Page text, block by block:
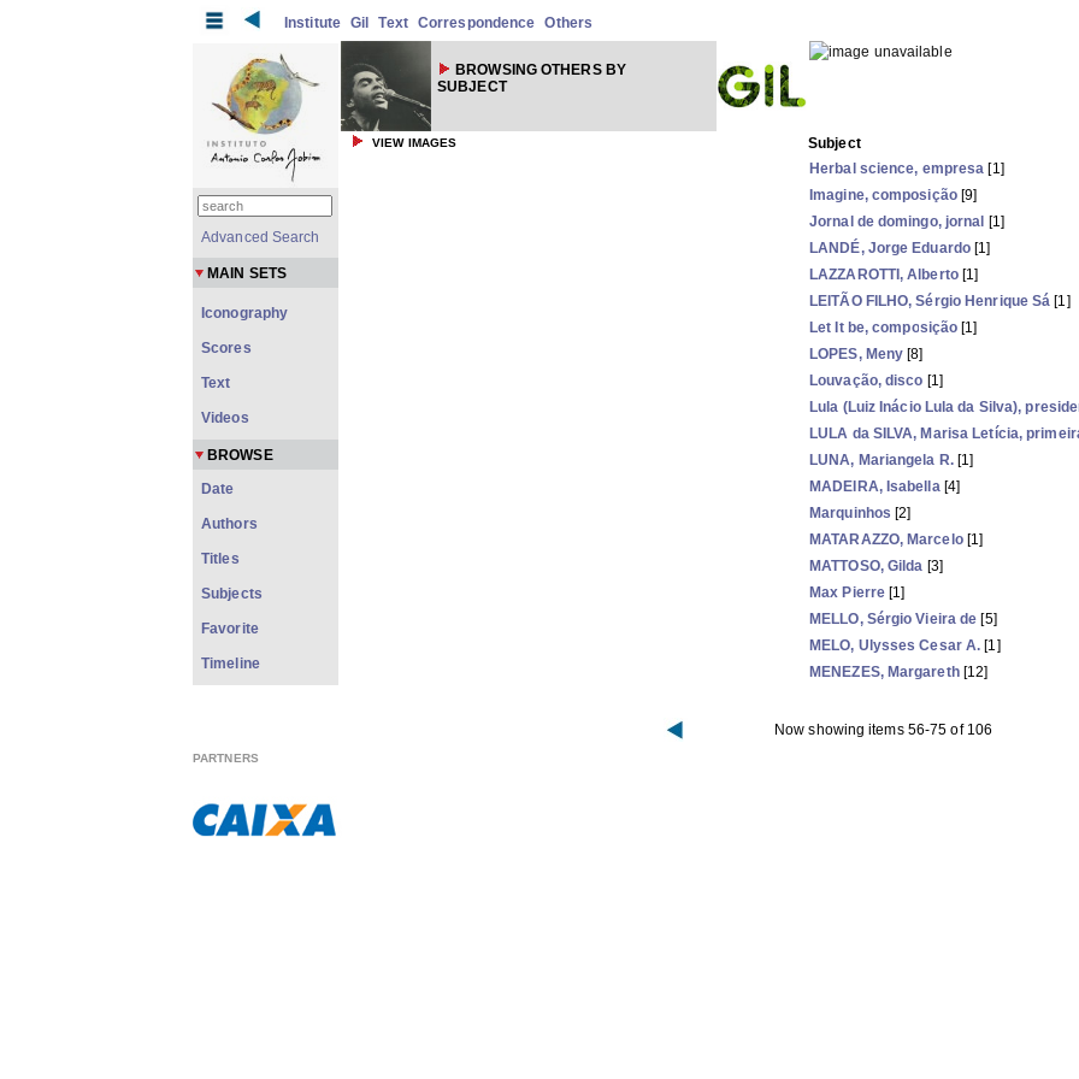
Institute Gil Text Correspondence Others
BROWSING OTHERS BY
SUBJECT
VIEW IMAGES
Subject
Herbal science, empresa [1]
Imagine, composição[9]
Jornal de domingo, jornal [1]
LANDÉ, Jorge Eduardo [1]
LAZZAROTTI, Alberto[1]
LEITÃO FILHO, Sérgio Henrique Sá [1]
Let It be, composição [1]
LOPES, Meny [8]
Louvação, disco [1]
Lula (Luiz Inácio Lula da Silva),
LULA da SILVA, Marisa Letícia,
LUNA, Mariangela R.[1]
MADEIRA, Isabella[4]
Marquinhos [2]
MATARAZZO, Marcelo[1]
MATTOSO, Gilda [3]
Max Pierre [1]
MELLO, Sérgio Vieira de [5]
MELO, Ulysses Cesar A. [1]
MENEZES, Margareth[12]
Now showing items 56-75 of 106
Advanced Search
MAIN SETS
Iconography
Scores
Text
Videos
BROWSE
Date
Authors
Titles
Subjects
Favorite
Timeline
PARTNERS